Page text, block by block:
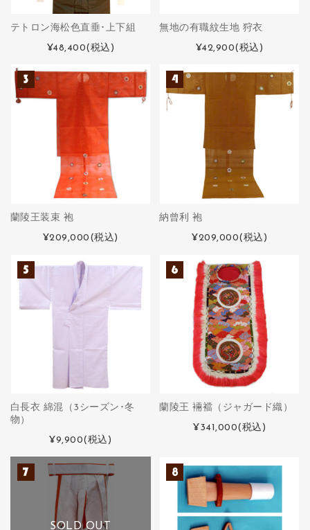
テトロン海松色直垂･上下組
¥48,400(税込)
無地の有職紋生地 狩衣
¥42,900(税込)
蘭陵王装束 袍
¥209,000 (税込)
納曾利 袍
¥209,000(税込)
白長衣 綿混（3シーズン･冬
物）
¥9,900(税込)
蘭陵王 裲襠（ジャガード織）
¥341,000(税込)
SOLD OUT